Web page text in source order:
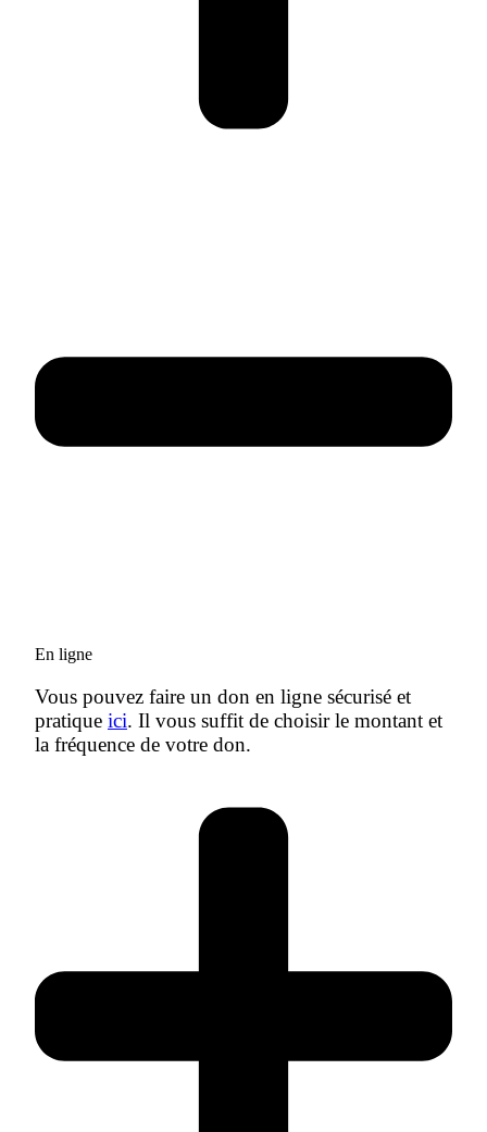
En ligne
Vous pouvez faire un don en ligne sécurisé et
pratique ici. Il vous suffit de choisir le montant et
la fréquence de votre don.